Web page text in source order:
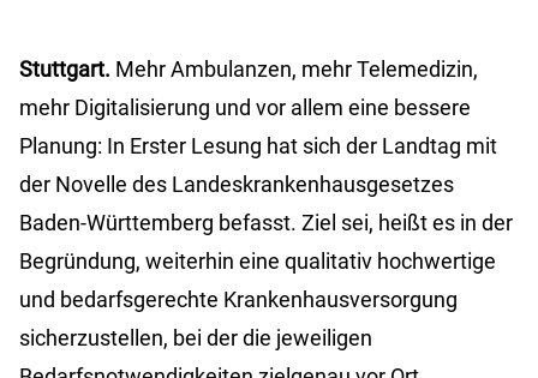
Stuttgart. Mehr Ambulanzen, mehr Telemedizin,
mehr Digitalisierung und vor allem eine bessere
Planung: In Erster Lesung hat sich der Landtag mit
der Novelle des Landeskrankenhausgesetzes
Baden-Württemberg befasst. Ziel sei, heißt es in der
Begründung, weiterhin eine qualitativ hochwertige
und bedarfsgerechte Krankenhausversorgung
sicherzustellen, bei der die jeweiligen